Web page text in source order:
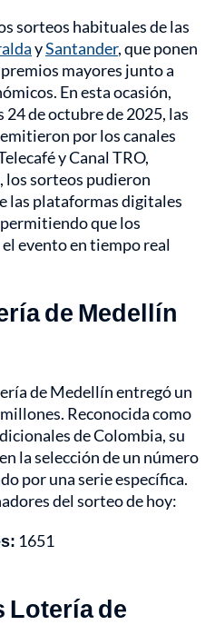
sorteos habituales de las
ySantander, que ponen
mayores junto a
En esta ocasión,
de octubre de 2025, las
por los canales
y Canal TRO,
los sorteos pudieron
las plataformas digitales
que los
evento en tiempo real
de Medellín
de Medellín entregó un
Reconocida como
de Colombia, su
la selección de un número
por una serie específica.
del sorteo de hoy:
1651
Lotería de